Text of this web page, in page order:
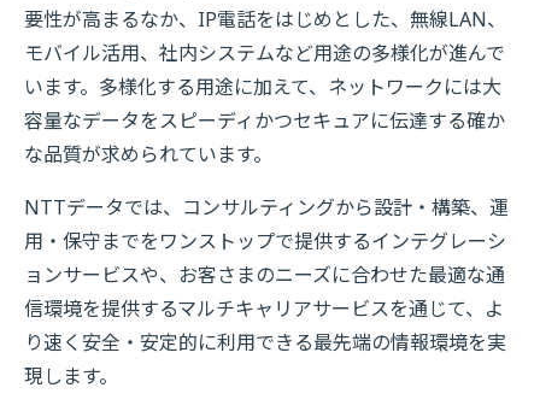
要性が高まるなか、IP電話をはじめとした、無線LAN、
モバイル活用、社内システムなど用途の多様化が進んで
います。多様化する用途に加えて、ネットワークには大
容量なデータをスピーディかつセキュアに伝達する確か
な品質が求められています。
NTTデータでは、コンサルティングから設計・構築、運
用・保守までをワンストップで提供するインテグレーシ
ョンサービスや、お客さまのニーズに合わせた最適な通
信環境を提供するマルチキャリアサービスを通じて、よ
り速く安全・安定的に利用できる最先端の情報環境を実
現します。